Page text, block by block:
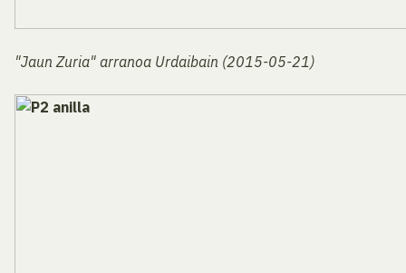
"Jaun Zuria" arranoa Urdaibain (2015-05-21)